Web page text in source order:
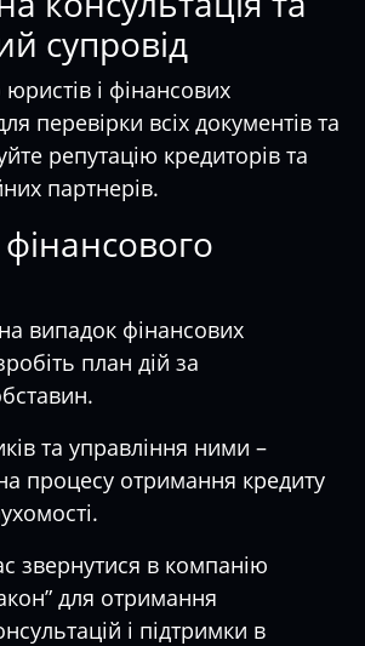
супровід
і фінансових
перевірки всіх документів та
репутацію кредиторів та
партнерів.
випадок фінансових
план дій за
та управління ними –
процесу отримання кредиту
звернутися в компанію
для отримання
і підтримки в